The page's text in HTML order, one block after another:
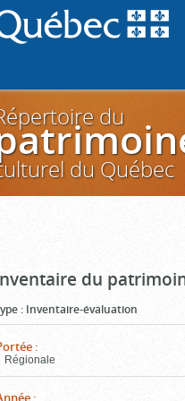
du
du Québec
du
: Inventaire-évaluation
:
Régionale